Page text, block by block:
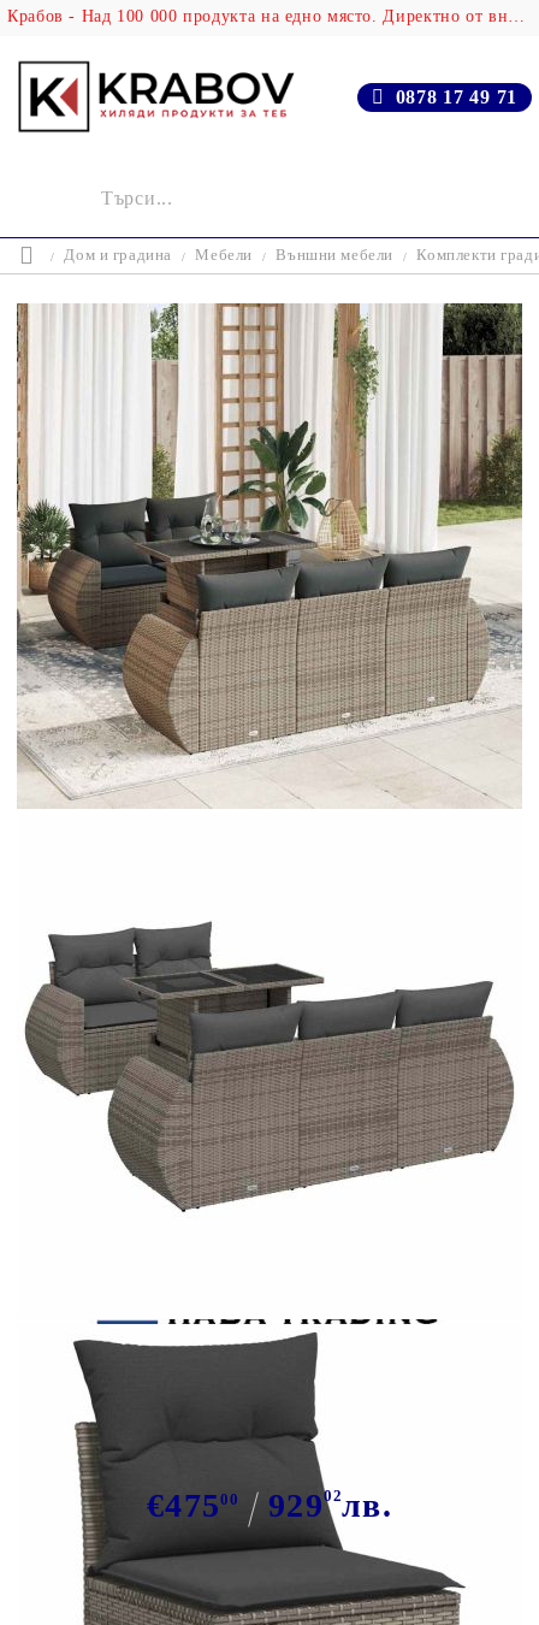
Крабов - Над 100 000 продукта на едно място. Директно от вносителя!
0878 17 49 71
Дом и градина Мебели Външни мебели Комплекти
Градински диван с възглавници, 6
части, полиратан, сив
€47500 92902лв.